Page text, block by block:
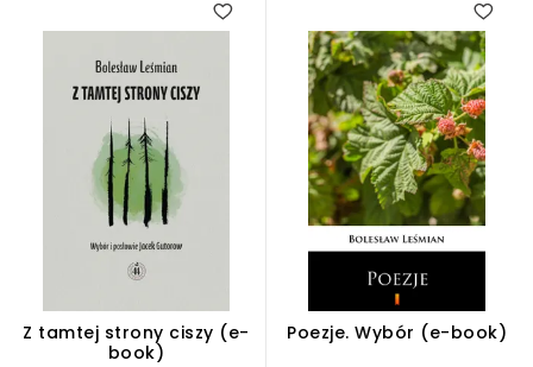
Z tamtej strony ciszy (e-
book)
Poezje. Wybór (e-book)